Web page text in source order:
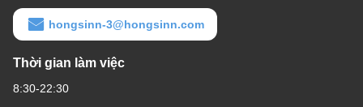
hongsinn-3@hongsinn.com
Thời gian làm việc
8:30-22:30